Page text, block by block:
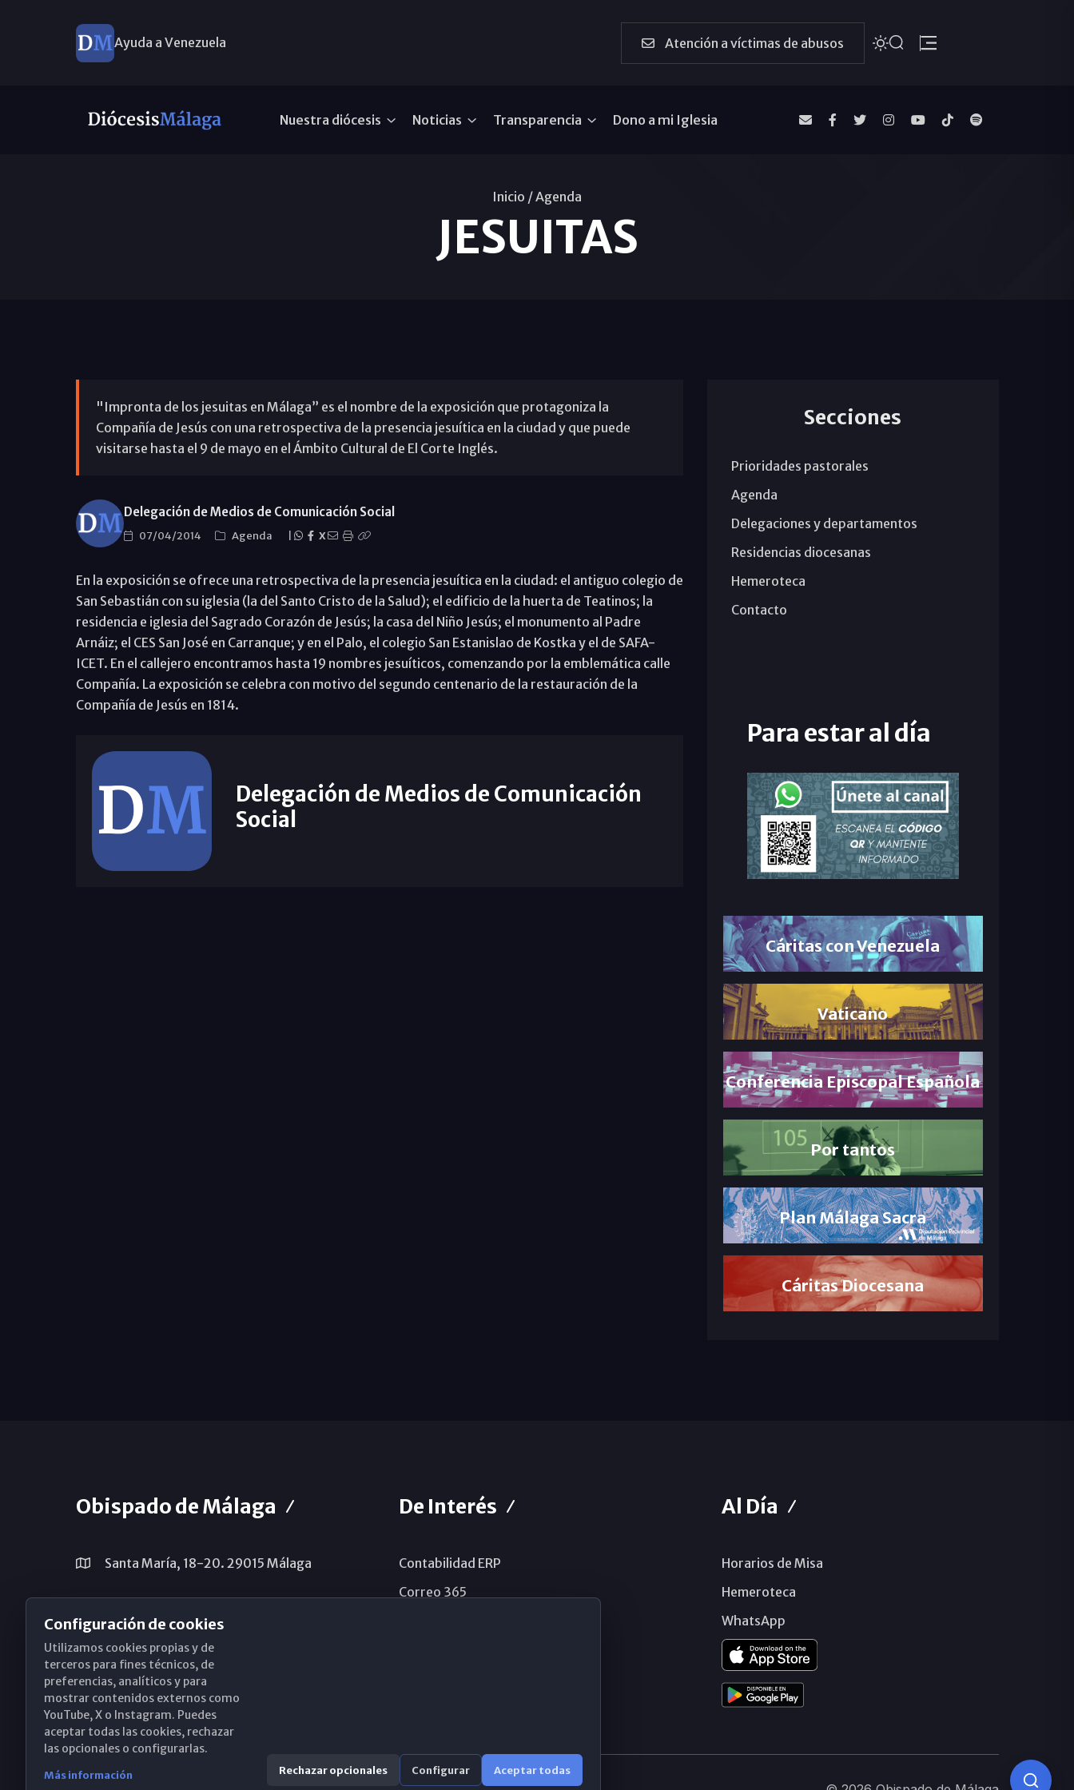
Ayuda a Venezuela Atención a víctimas de abusos
Nuestra diócesis Noticias Transparencia Dono a mi Iglesia
Inicio /Agenda
JESUITAS
"Impronta de los jesuitas en Málaga” es el nombre de la exposición que protagoniza la
Compañía de Jesús con una retrospectiva de la presencia jesuítica en la ciudad y que puede
visitarse hasta el 9 de mayo en el Ámbito Cultural de El Corte Inglés.
Delegación de Medios de Comunicación Social
07/04/2014 Agenda X
En la exposición se ofrece una retrospectiva de la presencia jesuítica en la ciudad: el antiguo colegio de
San Sebastián con su iglesia (la del Santo Cristo de la Salud); el edificio de la huerta de Teatinos; la
residencia e iglesia del Sagrado Corazón de Jesús; la casa del Niño Jesús; el monumento al Padre
Arnáiz; el CES San José en Carranque; y en el Palo, el colegio San Estanislao de Kostka y el de SAFA-
ICET. En el callejero encontramos hasta 19 nombres jesuíticos, comenzando por la emblemática calle
Compañía. La exposición se celebra con motivo del segundo centenario de la restauración de la
Compañía de Jesús en 1814.
Delegación de Medios de Comunicación
Social
Secciones
Prioridades pastorales
Agenda
Delegaciones y departamentos
Residencias diocesanas
Hemeroteca
Contacto
Para estar al día
Cáritas con Venezuela
Vaticano
Conferencia Episcopal Española
Por tantos
Plan Málaga Sacra
Cáritas Diocesana
Obispado de Málaga
Santa María, 18-20. 29015 Málaga
(+34) 952 224 386
obispado@diocesismalaga.es
De Interés
Contabilidad ERP
Correo 365
Al Día
Horarios de Misa
Hemeroteca
WhatsApp
Configuración de cookies
Utilizamos cookies propias y de
terceros para fines técnicos, de
preferencias, analíticos y para
mostrar contenidos externos como
YouTube, X o Instagram. Puedes
aceptar todas las cookies, rechazar
las opcionales o configurarlas.
Más información Rechazar opcionales Configurar Aceptar todas